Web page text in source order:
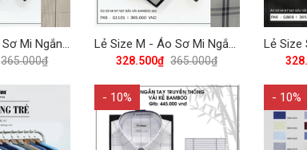
365.000₫ 328.500₫ 365.000₫
- 10% - 10%